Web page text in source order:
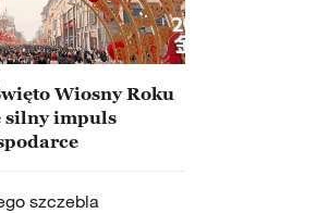
Wiosny Roku
silny impuls
szczebla